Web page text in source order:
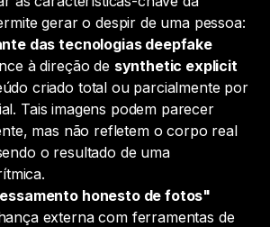
gerar o despir de uma pessoa:
das tecnologias deepfake
à direção de synthetic explicit
criado total ou parcialmente por
Tais imagens podem parecer
mas não refletem o corpo real
o resultado de uma
honesto de fotos"
externa com ferramentas de